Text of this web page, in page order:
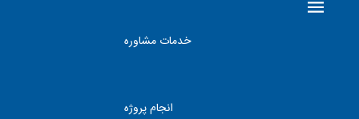
خدمات مشاوره
انجام پروژه